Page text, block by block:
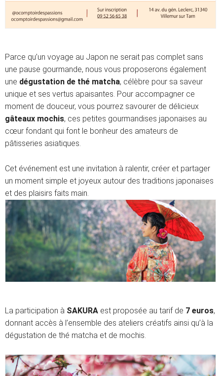
Parce qu’un voyage au Japon ne serait pas complet sans
une pause gourmande, nous vous proposerons également
une dégustation de thé matcha, célèbre pour sa saveur
unique et ses vertus apaisantes. Pour accompagner ce
moment de douceur, vous pourrez savourer de délicieux
gâteaux mochis, ces petites gourmandises japonaises au
cœur fondant qui font le bonheur des amateurs de
pâtisseries asiatiques.
Cet événement est une invitation à ralentir, créer et partager
un moment simple et joyeux autour des traditions japonaises
et des plaisirs faits main.
La participation à SAKURA est proposée au tarif de 7 euros,
donnant accès à l’ensemble des ateliers créatifs ainsi qu’à la
dégustation de thé matcha et de mochis.